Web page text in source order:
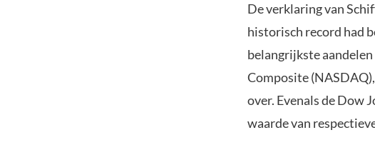
De verklaring van
historisch record had
belangrijkste
Composite
over. Evenals de Dow
waarde van